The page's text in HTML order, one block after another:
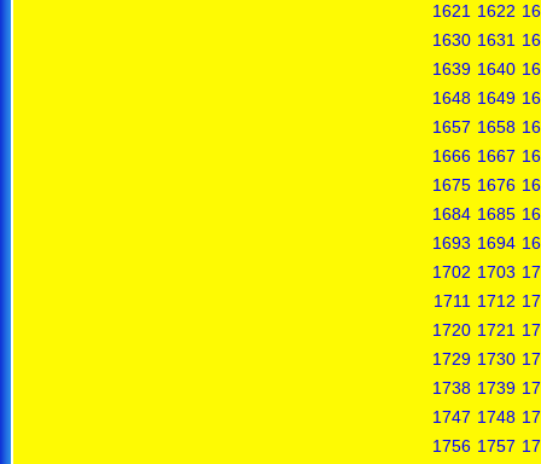
1621 1622
1630 1631
1639 1640
1648 1649
1657 1658
1666 1667
1675 1676
1684 1685
1693 1694
1702 1703
1711 1712
1720 1721
1729 1730
1738 1739
1747 1748
1756 1757